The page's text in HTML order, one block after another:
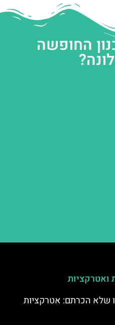
החופשה
ואטרקציות
שלא הכרתם: אטרקציות